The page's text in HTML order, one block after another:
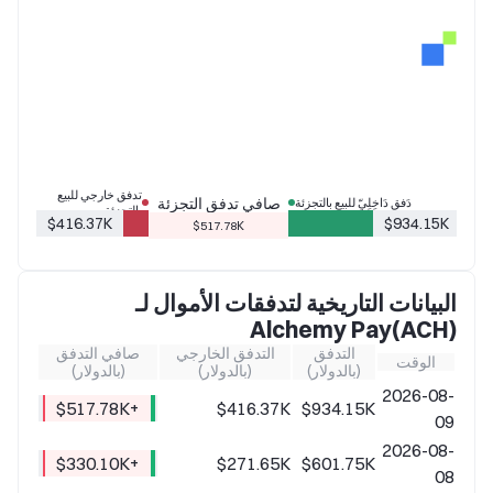
دَفق دَاخِلِيّ للبيع بالتجزئة
$934.15K
صافي تدفق التجزئة
$517.78K
تدفق خارجي للبيع
بالتجزئة
$416.37K
البيانات التاريخية لتدفقات الأموال لـ
Alchemy Pay(ACH)
الوقت
التدفق
(بالدولار)
التدفق الخارجي
(بالدولار)
صافي التدفق
(بالدولار)
2026-08-
09
$934.15K
$416.37K
+$517.78K
2026-08-
08
$601.75K
$271.65K
+$330.10K